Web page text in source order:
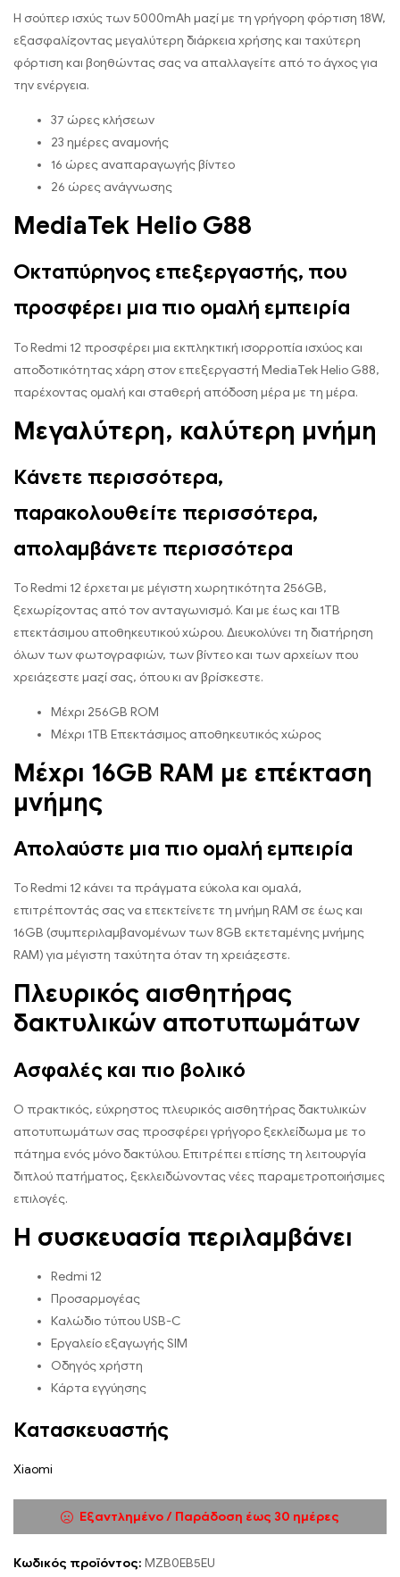
Η σούπερ ισχύς των 5000mAh μαζί με τη γρήγορη φόρτιση 18W,
εξασφαλίζοντας μεγαλύτερη διάρκεια χρήσης και ταχύτερη
φόρτιση και βοηθώντας σας να απαλλαγείτε από το άγχος για
την ενέργεια.
37 ώρες κλήσεων
23 ημέρες αναμονής
16 ώρες αναπαραγωγής βίντεο
26 ώρες ανάγνωσης
MediaTek Helio G88
Οκταπύρηνος επεξεργαστής, που
προσφέρει μια πιο ομαλή εμπειρία
Το Redmi 12 προσφέρει μια εκπληκτική ισορροπία ισχύος και
αποδοτικότητας χάρη στον επεξεργαστή MediaTek Helio G88,
παρέχοντας ομαλή και σταθερή απόδοση μέρα με τη μέρα.
Μεγαλύτερη, καλύτερη μνήμη
Κάνετε περισσότερα,
παρακολουθείτε περισσότερα,
απολαμβάνετε περισσότερα
Το Redmi 12 έρχεται με μέγιστη χωρητικότητα 256GB,
ξεχωρίζοντας από τον ανταγωνισμό. Και με έως και 1TB
επεκτάσιμου αποθηκευτικού χώρου. Διευκολύνει τη διατήρηση
όλων των φωτογραφιών, των βίντεο και των αρχείων που
χρειάζεστε μαζί σας, όπου κι αν βρίσκεστε.
Μέχρι 256GB ROM
Μέχρι 1TB Επεκτάσιμος αποθηκευτικός χώρος
Μέχρι 16GB RAM με επέκταση
μνήμης
Απολαύστε μια πιο ομαλή εμπειρία
Το Redmi 12 κάνει τα πράγματα εύκολα και ομαλά,
επιτρέποντάς σας να επεκτείνετε τη μνήμη RAM σε έως και
16GB (συμπεριλαμβανομένων των 8GB εκτεταμένης μνήμης
RAM) για μέγιστη ταχύτητα όταν τη χρειάζεστε.
Πλευρικός αισθητήρας
δακτυλικών αποτυπωμάτων
Ασφαλές και πιο βολικό
Ο πρακτικός, εύχρηστος πλευρικός αισθητήρας δακτυλικών
αποτυπωμάτων σας προσφέρει γρήγορο ξεκλείδωμα με το
πάτημα ενός μόνο δακτύλου. Επιτρέπει επίσης τη λειτουργία
διπλού πατήματος, ξεκλειδώνοντας νέες παραμετροποιήσιμες
επιλογές.
Η συσκευασία περιλαμβάνει
Redmi 12
Προσαρμογέας
Καλώδιο τύπου USB-C
Εργαλείο εξαγωγής SIM
Οδηγός χρήστη
Κάρτα εγγύησης
Κατασκευαστής
Xiaomi
Εξαντλημένο / Παράδοση έως 30 ημέρες
Κωδικός προϊόντος: MZB0EB5EU